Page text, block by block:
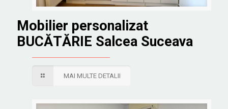
Mobilier personalizat
BUCĂTĂRIE Salcea Suceava
MAI MULTE DETALII